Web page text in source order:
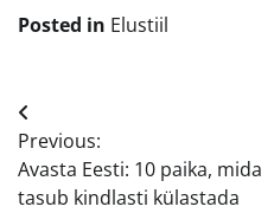
Posted in Elustiil
Navigeerimine
Previous:
Avasta Eesti: 10 paika, mida
tasub kindlasti külastada